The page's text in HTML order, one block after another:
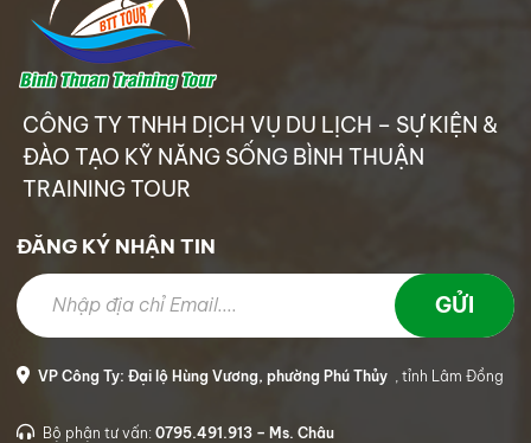
CÔNG TY TNHH DỊCH VỤ DU LỊCH – SỰ KIỆN &
ĐÀO TẠO KỸ NĂNG SỐNG BÌNH THUẬN
TRAINING TOUR
ĐĂNG KÝ NHẬN TIN
VP Công Ty: Đại lộ Hùng Vương, phường Phú Thủy , tỉnh Lâm Đồng
Bộ phận tư vấn: 0795.491.913 – Ms. Châu